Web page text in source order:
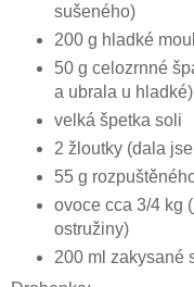
sušeného)
200 g hladké
50 g celozrnné
a ubrala u hladké)
velká špetka soli
2 žloutky (dala
55 g
ovoce cca 3/4 kg
ostružiny)
200 ml zakysané